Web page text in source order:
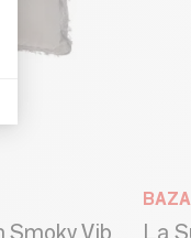
La Housse de Coussin Smoky Vibe - Grise - 30x50
La